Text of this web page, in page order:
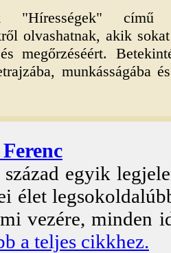
"Hírességek" című
olvashatnak, akik
megőrzéséért.
munkásságába
egyik
élet
vezére, minden
a teljes cikkhez.